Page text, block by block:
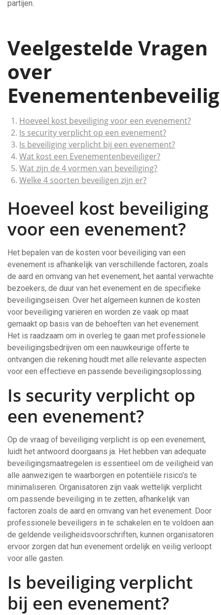
partijen.
Veelgestelde Vragen
over
Hoeveel kost beveiliging voor een evenement?
Is security verplicht op een evenement?
Is beveiliging verplicht bij een evenement?
Wat kost een Evenementenbeveiliger?
Wat zijn de 4 vormen van beveiliging?
Welke 4 soorten beveiligen zijn er?
Hoeveel kost beveiliging
voor een evenement?
Het bepalen van de kosten voor beveiliging van een
evenement is afhankelijk van verschillende factoren, zoals
de aard en omvang van het evenement, het aantal verwachte
bezoekers, de duur van het evenement en de specifieke
beveiligingseisen. Over het algemeen kunnen de kosten
voor beveiliging variëren en worden ze vaak op maat
gemaakt op basis van de behoeften van het evenement.
Het is raadzaam om in overleg te gaan met professionele
beveiligingsbedrijven om een nauwkeurige offerte te
ontvangen die rekening houdt met alle relevante aspecten
voor een effectieve en passende beveiligingsoplossing.
Is security verplicht op
een evenement?
Op de vraag of beveiliging verplicht is op een evenement,
luidt het antwoord doorgaans ja. Het hebben van adequate
beveiligingsmaatregelen is essentieel om de veiligheid van
alle aanwezigen te waarborgen en potentiële risico’s te
minimaliseren. Organisatoren zijn vaak wettelijk verplicht
om passende beveiliging in te zetten, afhankelijk van
factoren zoals de aard en omvang van het evenement. Door
professionele beveiligers in te schakelen en te voldoen aan
de geldende veiligheidsvoorschriften, kunnen organisatoren
ervoor zorgen dat hun evenement ordelijk en veilig verloopt
voor alle gasten.
Is beveiliging verplicht
bij een evenement?